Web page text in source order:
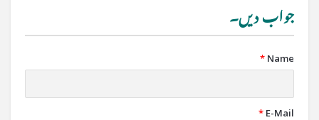
جواب دیں۔
Name
*
E-Mail
*